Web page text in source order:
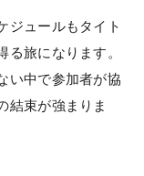
ジュールもタイト
旅になります。
い中で参加者が協
結束が強まりま